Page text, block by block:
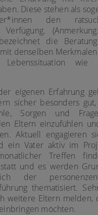
Diese stehen als
den
die
denselben
Lebenssituation wie
eigenen Erfahrung
sicher besonders
Sorgen und
Eltern einzufühlen
Aktuell engagieren
ein Vater aktiv im
Treffen
und es werden
der
thematisiert.
weitere Eltern melden,
möchten.